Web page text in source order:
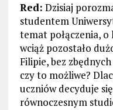
Red: Dzisiaj
studentem
temat połączenia,
wciąż pozostało
Filipie, bez
czy to możliwe?
uczniów decyduje
równoczesnym